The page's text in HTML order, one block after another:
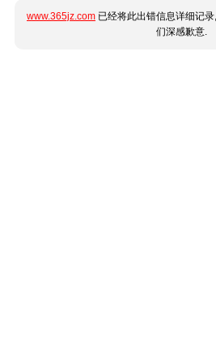
www.365jz.com 已经将此出错信息详细记
们深感歉意.